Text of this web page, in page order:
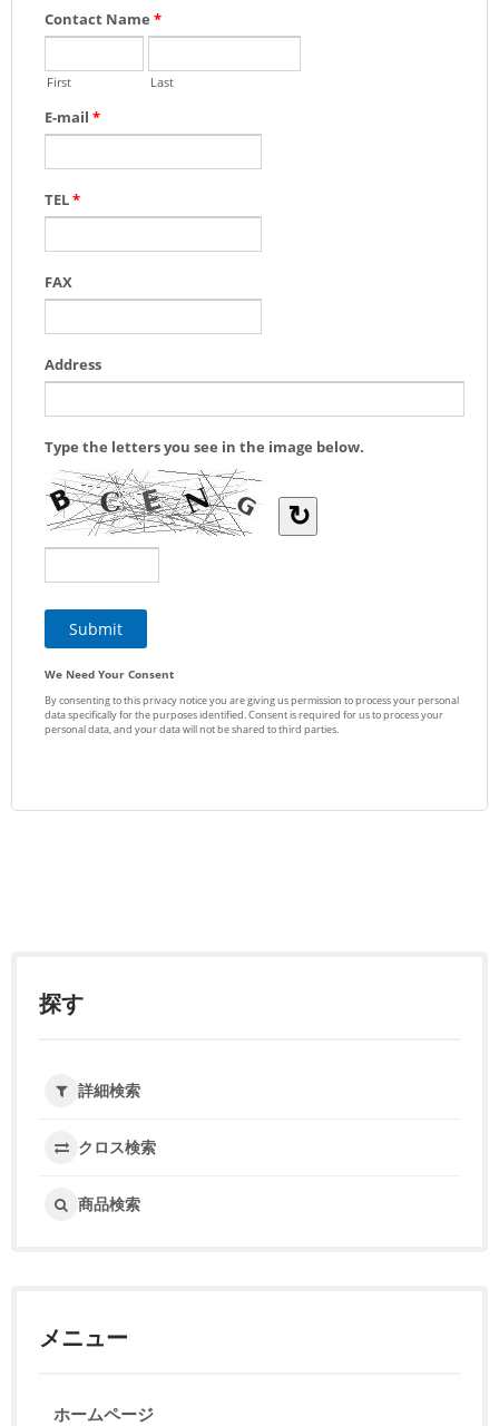
探す
詳細検索
クロス検索
商品検索
メニュー
ホームページ